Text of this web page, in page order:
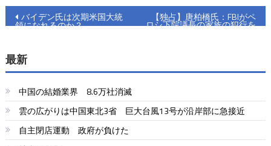
投
ナ
ビ
ゲ
ー
バイデン氏は次期米国大統
領になれるのか？
【独占】唐柏橋氏：FBIがペ
ロシ下院議長の家族の犯行を
最新
中国の結婚業界 8.6万社消滅
雲の広がりは中国東北3省 巨大台風13号が沿岸部に急接近
自主閉店運動 政府が負けた